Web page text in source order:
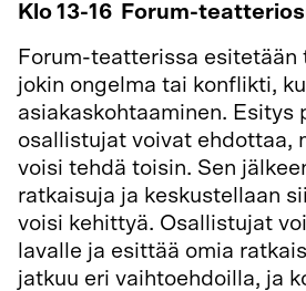
Klo 13-16 Forum-
Forum-teatterissa esitetään
jokin ongelma tai konflikti,
asiakaskohtaaminen. Esitys
osallistujat voivat ehdottaa,
voisi tehdä toisin. Sen
ratkaisuja ja keskustellaan
voisi kehittyä. Osallistujat
lavalle ja esittää omia
jatkuu eri vaihtoehdoilla, ja